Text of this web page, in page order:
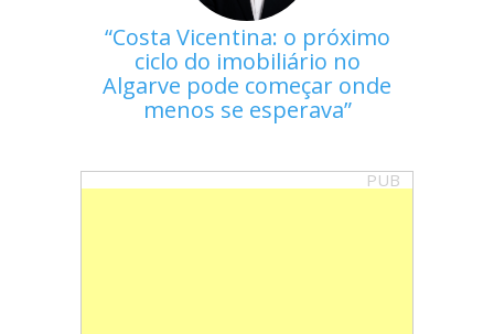
Costa Vicentina: o próximo
ciclo do imobiliário no
Algarve pode começar onde
menos se esperava
PUB